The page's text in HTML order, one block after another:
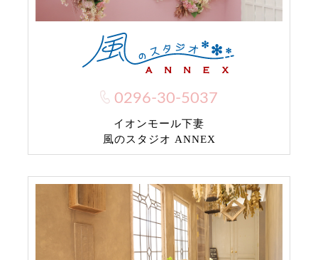
0296-30-5037
イオンモール下妻
風のスタジオ ANNEX